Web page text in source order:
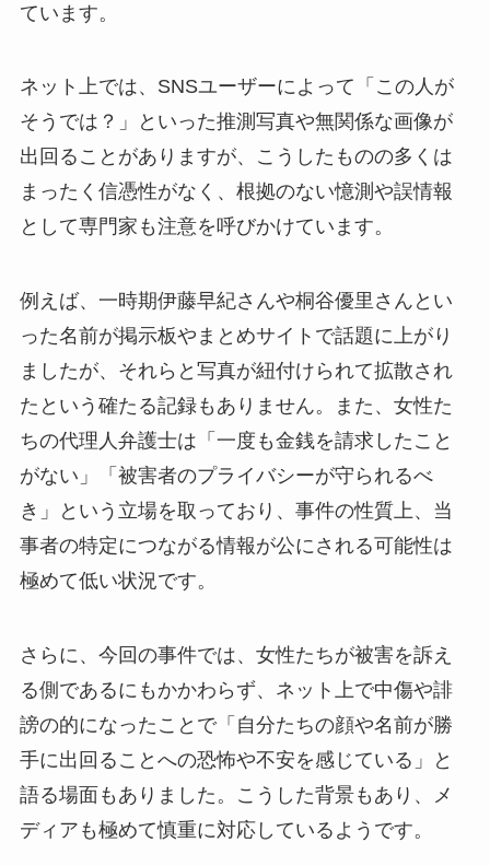
ています。
ネット上では、SNSユーザーによって「この人が
そうでは？」といった推測写真や無関係な画像が
出回ることがありますが、こうしたものの多くは
まったく信憑性がなく、根拠のない憶測や誤情報
として専門家も注意を呼びかけています。
例えば、一時期伊藤早紀さんや桐谷優里さんとい
った名前が掲示板やまとめサイトで話題に上がり
ましたが、それらと写真が紐付けられて拡散され
たという確たる記録もありません。また、女性た
ちの代理人弁護士は「一度も金銭を請求したこと
がない」「被害者のプライバシーが守られるべ
き」という立場を取っており、事件の性質上、当
事者の特定につながる情報が公にされる可能性は
極めて低い状況です。
さらに、今回の事件では、女性たちが被害を訴え
る側であるにもかかわらず、ネット上で中傷や誹
謗の的になったことで「自分たちの顔や名前が勝
手に出回ることへの恐怖や不安を感じている」と
語る場面もありました。こうした背景もあり、メ
ディアも極めて慎重に対応しているようです。